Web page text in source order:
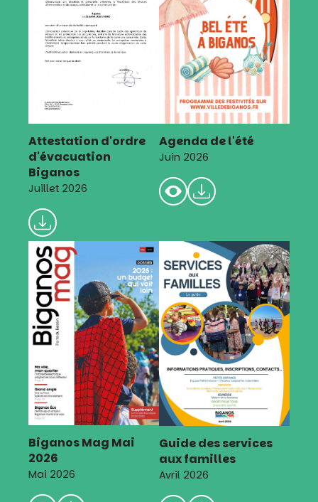
Attestation d'ordre
d'évacuation
Biganos
Juillet 2026
Agenda de l'été
Juin 2026
Biganos Mag Mai
2026
Mai 2026
Guide des services
aux familles
Avril 2026